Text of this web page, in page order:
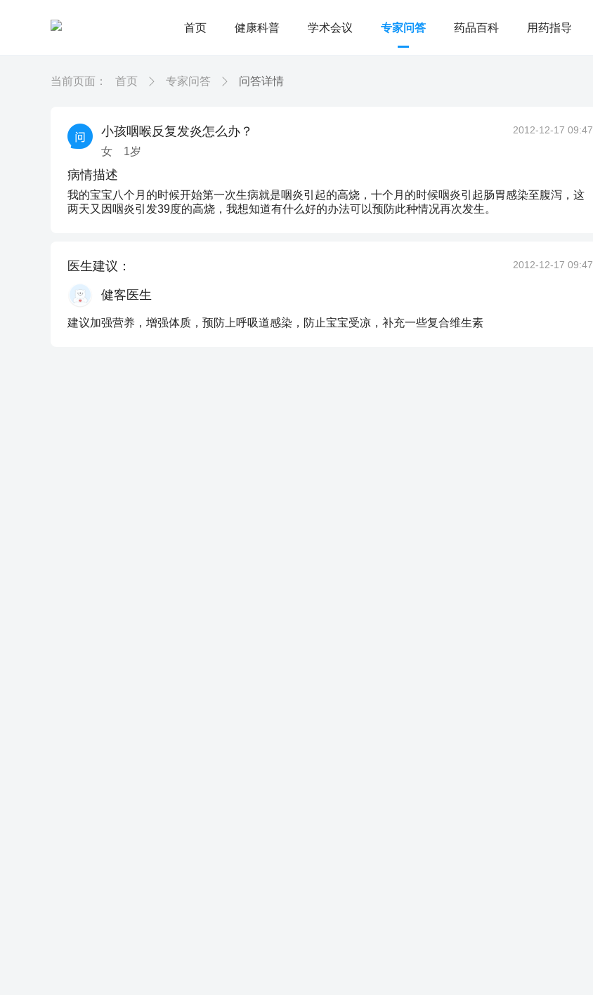
首页 健康科普 学术会议 专家问答 药品百科 用药指导
当前页面： 首页 专家问答 问答详情
小孩咽喉反复发炎怎么办？
女 1岁
2012-12-17 09:47
病情描述
我的宝宝八个月的时候开始第一次生病就是咽炎引起的高烧，十个月的时候咽炎引起肠胃感染至腹泻，这
两天又因咽炎引发39度的高烧，我想知道有什么好的办法可以预防此种情况再次发生。
医生建议： 2012-12-17 09:47
健客医生
建议加强营养，增强体质，预防上呼吸道感染，防止宝宝受凉，补充一些复合维生素